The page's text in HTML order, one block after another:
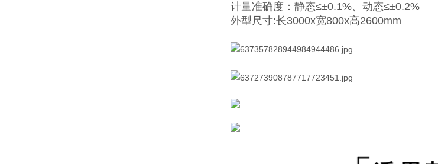
计量准确度：静态≤±0.1%、动态≤±0.2%
外型尺寸:长3000x宽800x高2600mm